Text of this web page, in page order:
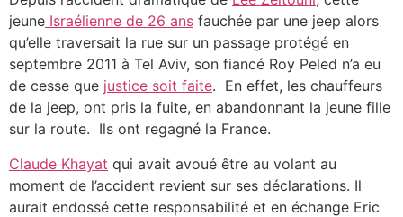
jeune Israélienne de 26 ans fauchée par une jeep alors
qu’elle traversait la rue sur un passage protégé en
septembre 2011 à Tel Aviv, son fiancé Roy Peled n’a eu
de cesse que justice soit faite. En effet, les chauffeurs
de la jeep, ont pris la fuite, en abandonnant la jeune fille
sur la route. Ils ont regagné la France.
Claude Khayat qui avait avoué être au volant au
moment de l’accident revient sur ses déclarations. Il
aurait endossé cette responsabilité et en échange Eric